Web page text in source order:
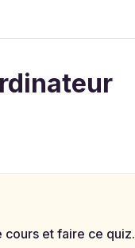
et faire ce quiz.